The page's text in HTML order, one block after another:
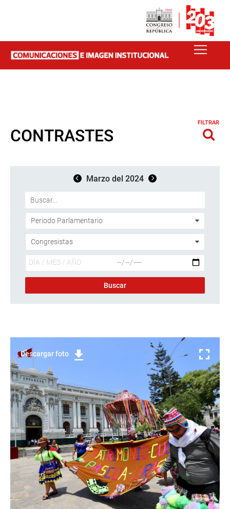
CONTRASTES
FILTRAR
Marzo del 2024
Descargar foto